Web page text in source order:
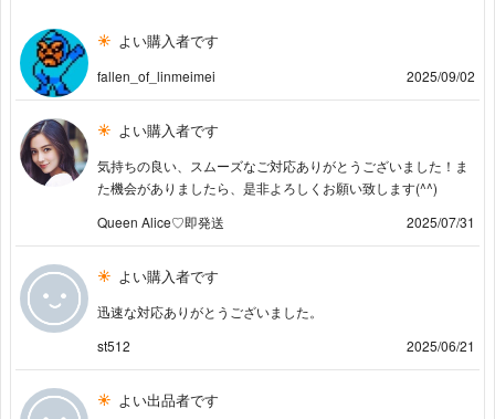
よい購入者です
fallen_of_linmeimei 2025/09/02
よい購入者です
気持ちの良い、スムーズなご対応ありがとうございました！ま
た機会がありましたら、是非よろしくお願い致します(^^)
Queen Alice♡即発送
2025/07/31
よい購入者です
迅速な対応ありがとうございました。
st512
2025/06/21
よい出品者です